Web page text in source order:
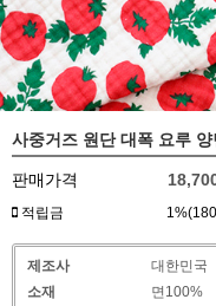
사중거즈 원단 대폭 요루
판매가격
적립금
제조사
대한민국
소재
면100%